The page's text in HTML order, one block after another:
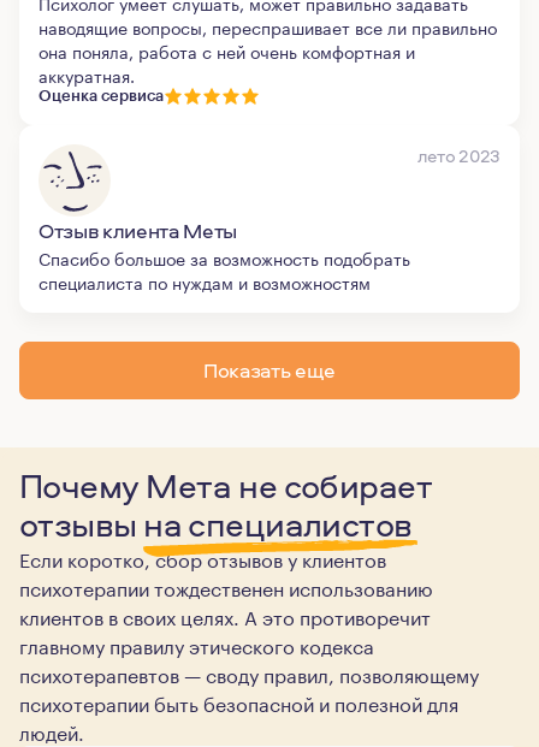
наводящие вопросы, переспрашивает все ли правильно
она поняла, работа с ней очень комфортная и
аккуратная.
Оценка сервиса
лето 2023
Отзыв клиента Меты
Спасибо большое за возможность подобрать
специалиста по нуждам и возможностям
Показать еще
Почему Мета не собирает
отзывы на специалистов
Если коротко, сбор отзывов у клиентов
психотерапии тождественен использованию
клиентов в своих целях. А это противоречит
главному правилу этического кодекса
психотерапевтов — своду правил, позволяющему
психотерапии быть безопасной и полезной для
людей.